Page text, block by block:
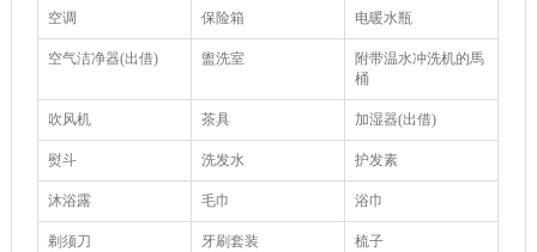
空调 保险箱 电暖水瓶
空气洁净器(出借) 盥洗室
附带温水冲洗机的馬
桶
吹风机 茶具 加湿器(出借)
熨斗 洗发水 护发素
沐浴露 毛巾 浴巾
剃须刀 牙刷套装 梳子